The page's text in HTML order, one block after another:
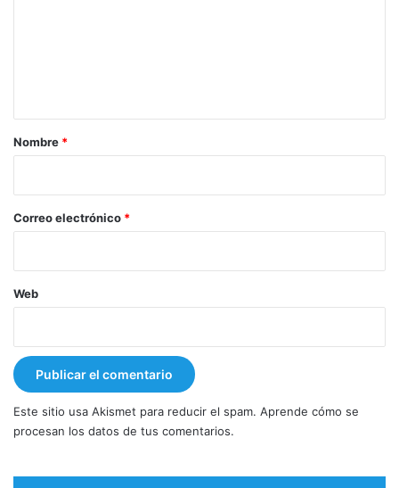
r
*
Nombre *
Correo electrónico *
Web
Este sitio usa Akismet para reducir el spam. Aprende cómo se
procesan los datos de tus comentarios.